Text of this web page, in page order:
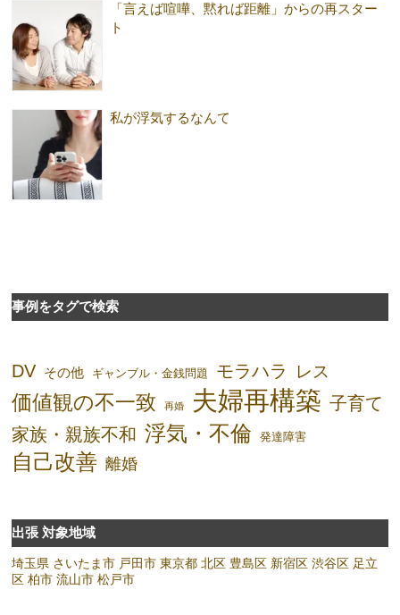
「言えば喧嘩、黙れば距離」からの再スター
ト
私が浮気するなんて
事例をタグで検索
DV その他 ギャンブル・金銭問題 モラハラ レス
価値観の不一致 再婚 夫婦再構築 子育て
家族・親族不和 浮気・不倫 発達障害
自己改善 離婚
出張 対象地域
埼玉県 さいたま市 戸田市 東京都 北区 豊島区 新宿区 渋谷区 足立
区 柏市 流山市 松戸市